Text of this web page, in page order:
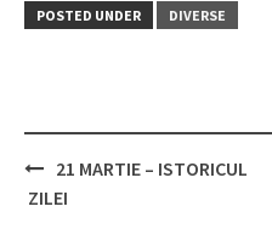
POSTED UNDER DIVERSE
Post
21 MARTIE – ISTORICUL
ZILEI